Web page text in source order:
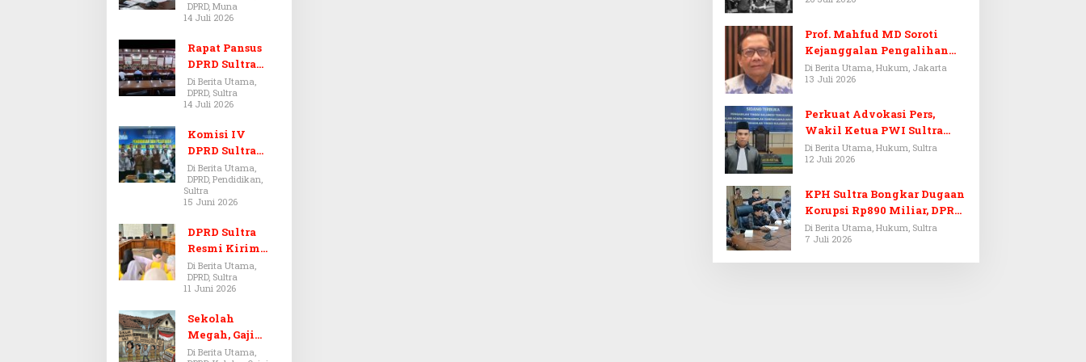
Dugaan Jual
Beli Tanah
Bermasalah di
Muna
DPRD, Muna
14 Juli 2026
Rapat Pansus
DPRD Sultra
Diskors Dua
Kali Akibat
Ketidakhadira
n Pj Sekda
Di Berita Utama,
DPRD, Sultra
14 Juli 2026
Komisi IV
DPRD Sultra
Kawal Hak
Guru,
Rencanakan
Pendidikan
Di Berita Utama,
DPRD, Pendidikan,
Sultra
15 Juni 2026
DPRD Sultra
Resmi Kirim
Aspirasi Tolak
Peraturan
BPOM No. 5
Tahun 2026 ke
Komisi IX DPR
Di Berita Utama,
DPRD, Sultra
11 Juni 2026
Sekolah
Megah, Gaji
Guru Berdarah-
Di Berita Utama,
Prof. Mahfud MD Soroti
Kejanggalan Pengalihan
Penyelidikan Tersangka
Febrie Adriansyah
Di Berita Utama, Hukum, Jakarta
13 Juli 2026
Perkuat Advokasi Pers,
Wakil Ketua PWI Sultra
Resmi Dilantik Menjadi
Advokat PERADI
Di Berita Utama, Hukum, Sultra
12 Juli 2026
KPH Sultra Bongkar Dugaan
Korupsi Rp890 Miliar, DPRD
Sultra Gelar RDP
Di Berita Utama, Hukum, Sultra
7 Juli 2026